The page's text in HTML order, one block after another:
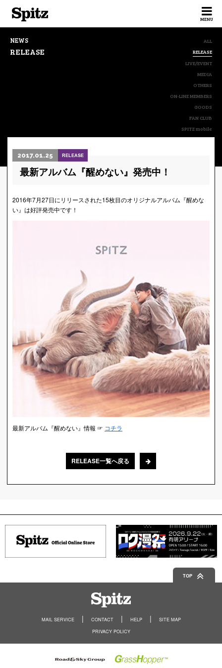
MENU
NEWS
RELEASE
ALL
RELEASE
LIVE/EVENT
MEDIA
OTHERS
ON-LINE MEMBERS
GOODS
FAN CLUB
SPITZ mobile
2017.01.25 RELEASE
最新アルバム『醒めない』発売中！
2016年7月27日にリリースされた15枚目のオリジナルアルバム『醒めな
い』は好評発売中です！
最新アルバム『醒めない』情報 ☞ コチラ
RELEASE一覧へ戻る
TOP
MAIL SERVICE CONTACT HELP
SITE MAP
PRIVACY POLICY